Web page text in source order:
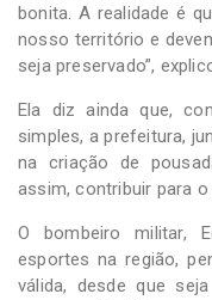
bonita. A realidade é
nosso território e
seja preservado”,
Ela diz ainda que,
simples, a prefeitura,
na criação de
assim, contribuir para
O bombeiro militar,
esportes na região,
válida, desde que